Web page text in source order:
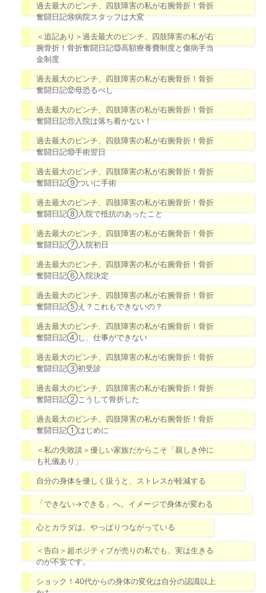
過去最大のピンチ、四肢障害の私が右腕骨折！骨折
奮闘日記⑭病院スタッフは大変
＜追記あり＞過去最大のピンチ、四肢障害の私が右
腕骨折！骨折奮闘日記⑬高額療養費制度と傷病手当
金制度
過去最大のピンチ、四肢障害の私が右腕骨折！骨折
奮闘日記⑫母恐るべし
過去最大のピンチ、四肢障害の私が右腕骨折！骨折
奮闘日記⑪入院は落ち着かない！
過去最大のピンチ、四肢障害の私が右腕骨折！骨折
奮闘日記⑩手術翌日
過去最大のピンチ、四肢障害の私が右腕骨折！骨折
奮闘日記⑨ついに手術
過去最大のピンチ、四肢障害の私が右腕骨折！骨折
奮闘日記⑧入院で抵抗のあったこと
過去最大のピンチ、四肢障害の私が右腕骨折！骨折
奮闘日記⑦入院初日
過去最大のピンチ、四肢障害の私が右腕骨折！骨折
奮闘日記⑥入院決定
過去最大のピンチ、四肢障害の私が右腕骨折！骨折
奮闘日記⑤え？これもできないの？
過去最大のピンチ、四肢障害の私が右腕骨折！骨折
奮闘日記④し、仕事ができない
過去最大のピンチ、四肢障害の私が右腕骨折！骨折
奮闘日記③初受診
過去最大のピンチ、四肢障害の私が右腕骨折！骨折
奮闘日記②こうして骨折した
過去最大のピンチ、四肢障害の私が右腕骨折！骨折
奮闘日記①はじめに
＜私の失敗談＞優しい家族だからこそ「親しき仲に
も礼儀あり」
自分の身体を優しく扱うと、ストレスが軽減する
「できない→できる」へ。イメージで身体が変わる
心とカラダは、やっぱりつながっている
＜告白＞超ポジティブが売りの私でも、実は生きる
のが不安です。
ショック！40代からの身体の変化は自分の認識以上